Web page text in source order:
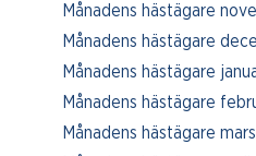
Månadens hästägare
Månadens hästägare
Månadens hästägare
Månadens hästägare
Månadens hästägare mars